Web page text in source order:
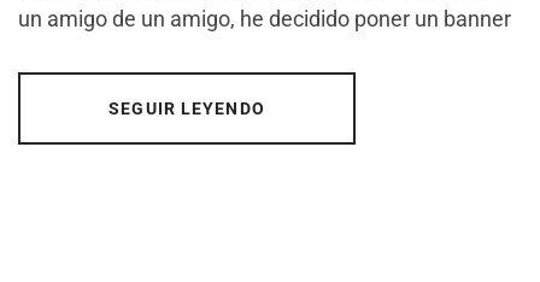
un amigo de un amigo, he decidido poner un banner
SEGUIR LEYENDO